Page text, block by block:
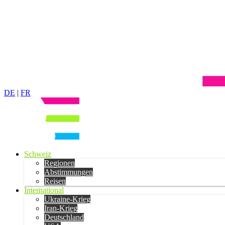
DE | FR
Schweiz
Regionen
Abstimmungen
Reisen
International
Ukraine-Krieg
Iran-Krieg
Deutschland